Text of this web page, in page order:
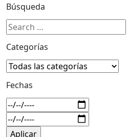
Búsqueda
Categorías
Fechas